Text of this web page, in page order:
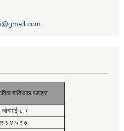
गाविसका वडाहरु
जोगमाई ८-९
३,४,५ र ७